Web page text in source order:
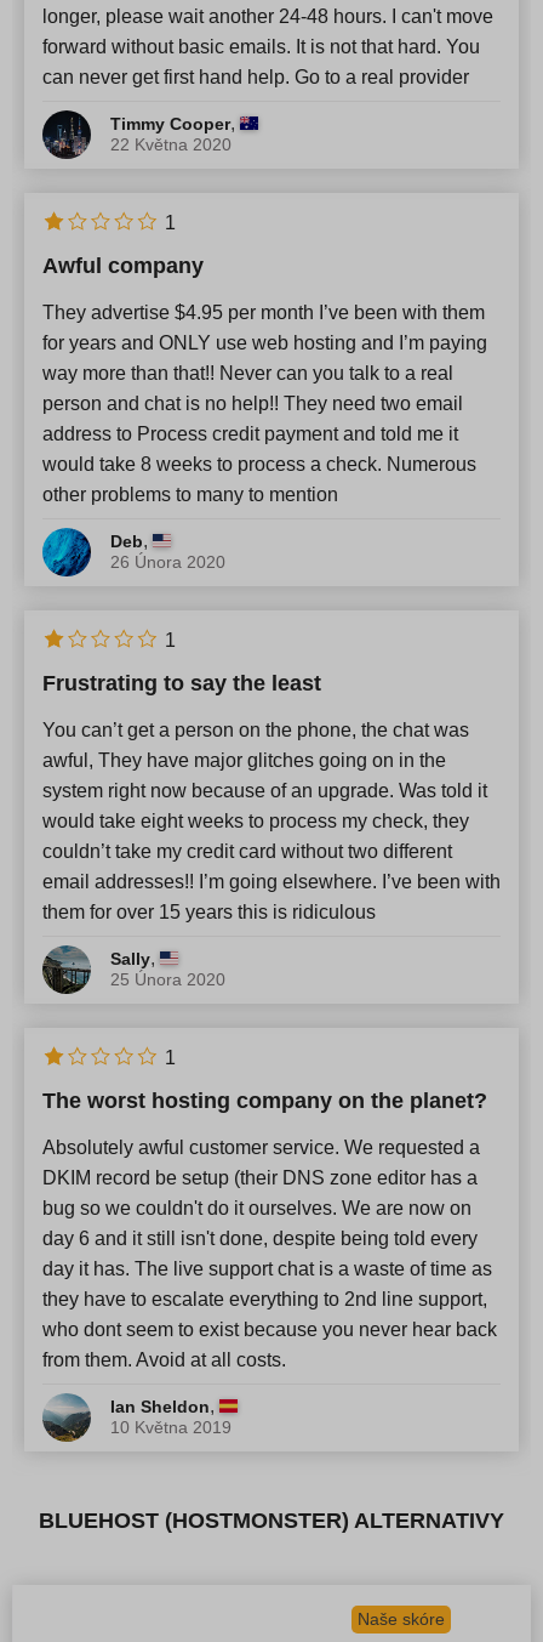
longer, please wait another 24-48 hours. I can't move
forward without basic emails. It is not that hard. You
can never get first hand help. Go to a real provider
Timmy Cooper,
22 Května 2020
Awful company
They advertise $4.95 per month I’ve been with them
for years and ONLY use web hosting and I’m paying
way more than that!! Never can you talk to a real
person and chat is no help!! They need two email
address to Process credit payment and told me it
would take 8 weeks to process a check. Numerous
other problems to many to mention
Deb,
26 Února 2020
1
Frustrating to say the least
You can’t get a person on the phone, the chat was
awful, They have major glitches going on in the
system right now because of an upgrade. Was told it
would take eight weeks to process my check, they
couldn’t take my credit card without two different
email addresses!! I’m going elsewhere. I’ve been with
them for over 15 years this is ridiculous
Sally,
25 Února 2020
1
The worst hosting company on the planet?
Absolutely awful customer service. We requested a
DKIM record be setup (their DNS zone editor has a
bug so we couldn't do it ourselves. We are now on
day 6 and it still isn't done, despite being told every
day it has. The live support chat is a waste of time as
they have to escalate everything to 2nd line support,
who dont seem to exist because you never hear back
from them. Avoid at all costs.
Ian Sheldon,
10 Května 2019
1
BLUEHOST (HOSTMONSTER) ALTERNATIVY
Naše skóre